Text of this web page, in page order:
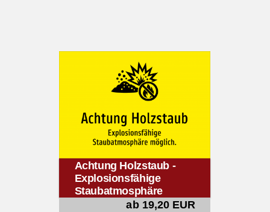
Achtung Holzstaub -
Explosionsfähige
Staubatmosphäre
ab 19,20 EUR